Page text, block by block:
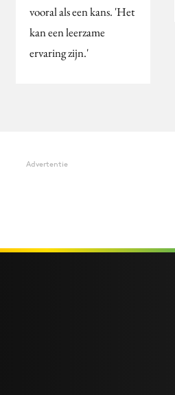
vooral als een kans. 'Het
kan een leerzame
ervaring zijn.'
Advertentie